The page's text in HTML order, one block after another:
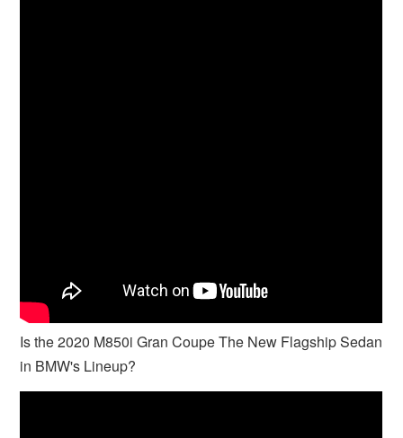
Is the 2020 M850i Gran Coupe The New Flagship Sedan
in BMW's Lineup?